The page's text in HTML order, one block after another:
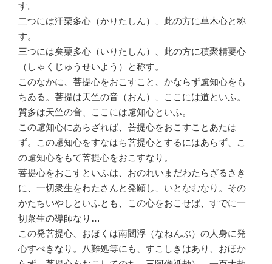
す。
二つには汗栗多心（かりたしん）、此の方に草木心と称
す。
三つには矣栗多心（いりたしん）、此の方に積聚精要心
（しゃくじゅうせいよう）と称す。
このなかに、菩提心をおこすこと、かならず慮知心をも
ちゐる。菩提は天竺の音（おん）、ここには道といふ。
質多は天竺の音、ここには慮知心といふ。
この慮知心にあらざれば、菩提心をおこすことあたは
ず。この慮知心をすなはち菩提心とするにはあらず、こ
の慮知心をもて菩提心をおこすなり。
菩提心をおこすといふは、おのれいまだわたらざるさき
に、一切衆生をわたさんと発願し、いとなむなり。その
かたちいやしといふとも、この心をおこせば、すでに一
切衆生の導師なり…
この発菩提心、おほくは南閻浮（なねんぶ）の人身に発
心すべきなり。八難処等にも、すこしきはあり、おほか